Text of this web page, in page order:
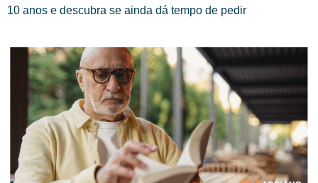
10 anos e descubra se ainda dá tempo de pedir